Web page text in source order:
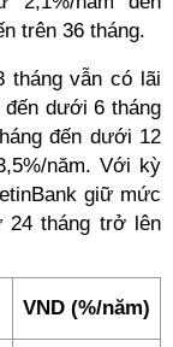
trên 36 tháng.
tháng vẫn có lãi
dưới 6 tháng
đến dưới 12
năm. Với kỳ
giữ mức
24 tháng trở lên
VND (%/năm)